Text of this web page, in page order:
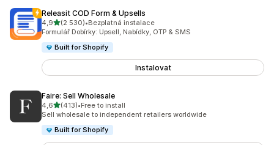
Releasit COD Form & Upsells
4,9z 5 hvězd
(2 530)
Celkový počet recenzí: 2530
•Bezplatná instalace
Formulář Dobírky: Upsell, Nabídky, OTP & SMS
Built for Shopify
Instalovat
Faire: Sell Wholesale
4,6z 5 hvězd
(413)
Celkový počet recenzí: 413
•Free to install
Sell wholesale to independent retailers worldwide
Built for Shopify